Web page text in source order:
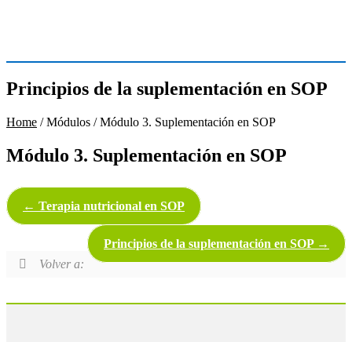
Principios de la suplementación en SOP
Home / Módulos / Módulo 3. Suplementación en SOP
Módulo 3. Suplementación en SOP
Terapia nutricional en SOP
Principios de la suplementación en SOP
Volver a: